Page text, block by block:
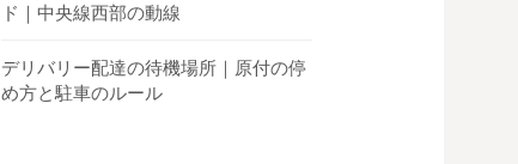
ド｜中央線西部の動線
デリバリー配達の待機場所｜原付の停
め方と駐車のルール